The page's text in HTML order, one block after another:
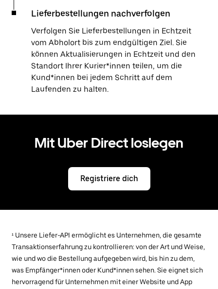
Lieferbestellungen nachverfolgen
Verfolgen Sie Lieferbestellungen in Echtzeit
vom Abholort bis zum endgültigen Ziel. Sie
können Aktualisierungen in Echtzeit und den
Standort Ihrer Kurier*innen teilen, um die
Kund*innen bei jedem Schritt auf dem
Laufenden zu halten.
Mit Uber Direct loslegen
Registriere dich
¹ Unsere Liefer-API ermöglicht es Unternehmen, die gesamte
Transaktionserfahrung zu kontrollieren: von der Art und Weise,
wie und wo die Bestellung aufgegeben wird, bis hin zu dem,
was Empfänger*innen oder Kund*innen sehen. Sie eignet sich
hervorragend für Unternehmen mit einer Website und App